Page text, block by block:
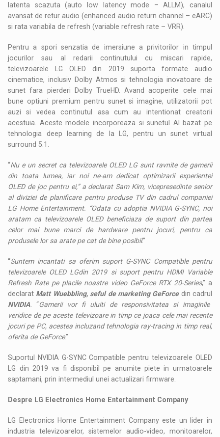
latenta scazuta (auto low latency mode – ALLM), canalul
avansat de retur audio (enhanced audio return channel – eARC)
si rata variabila de refresh (variable refresh rate – VRR).
Pentru a spori senzatia de imersiune a privitorilor in timpul
jocurilor sau al redarii continutului cu miscari rapide,
televizoarele LG OLED din 2019 suporta formate audio
cinematice, inclusiv Dolby Atmos si tehnologia inovatoare de
sunet fara pierderi Dolby TrueHD. Avand acoperite cele mai
bune optiuni premium pentru sunet si imagine, utilizatorii pot
auzi si vedea continutul asa cum au intentionat creatorii
acestuia. Aceste modele incorporeaza si sunetul AI bazat pe
tehnologia deep learning de la LG, pentru un sunet virtual
surround 5.1.
“Nu e un secret ca televizoarele OLED LG sunt ravnite de gamerii
din toata lumea, iar noi ne-am dedicat optimizarii experientei
OLED de joc pentru ei,” a declarat Sam Kim, vicepresedinte senior
al diviziei de planificare pentru produse TV din cadrul companiei
LG Home Entertainment. “Odata cu adoptia NVIDIA G-SYNC, noi
aratam ca televizoarele OLED beneficiaza de suport din partea
celor mai bune marci de hardware pentru jocuri, pentru ca
produsele lor sa arate pe cat de bine posibil.”
“Suntem incantati sa oferim suport G-SYNC Compatible pentru
televizoarele OLED LGdin 2019 si suport pentru HDMI Variable
Refresh Rate pe placile noastre video GeForce RTX 20-Series,” a
declarat Matt Wuebbling, seful de marketing GeForce din cadrul
NVIDIA . “Gamerii vor fi uluiti de responsivitatea si imaginile
veridice de pe aceste televizoare in timp ce joaca cele mai recente
jocuri pe PC, acestea incluzand tehnologia ray-tracing in timp real,
oferita de GeForce.”
Suportul NVIDIA G-SYNC Compatible pentru televizoarele OLED
LG din 2019 va fi disponibil pe anumite piete in urmatoarele
saptamani, prin intermediul unei actualizari firmware.
Despre LG Electronics Home Entertainment Company
LG Electronics Home Entertainment Company este un lider in
industria televizoarelor, sistemelor audio-video, monitoarelor,